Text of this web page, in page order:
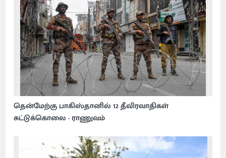
தென்மேற்கு பாகிஸ்தானில் 12 தீவிரவாதிகள்
சுட்டுக்கொலை - ராணுவம்